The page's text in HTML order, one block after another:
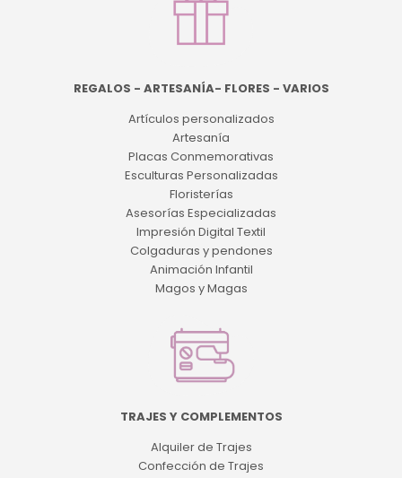
REGALOS - ARTESANÍA- FLORES - VARIOS
Artículos personalizados
Artesanía
Placas Conmemorativas
Esculturas Personalizadas
Floristerías
Asesorías Especializadas
Impresión Digital Textil
Colgaduras y pendones
Animación Infantil
Magos y Magas
TRAJES Y COMPLEMENTOS
Alquiler de Trajes
Confección de Trajes